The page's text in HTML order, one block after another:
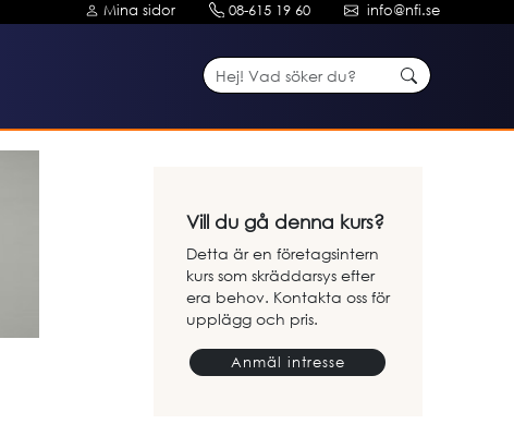
Mina sidor 08-615 19 60 info@nfi.se
Vill du gå denna kurs?
Detta är en företagsintern
kurs som skräddarsys efter
era behov. Kontakta oss för
upplägg och pris.
Anmäl intresse